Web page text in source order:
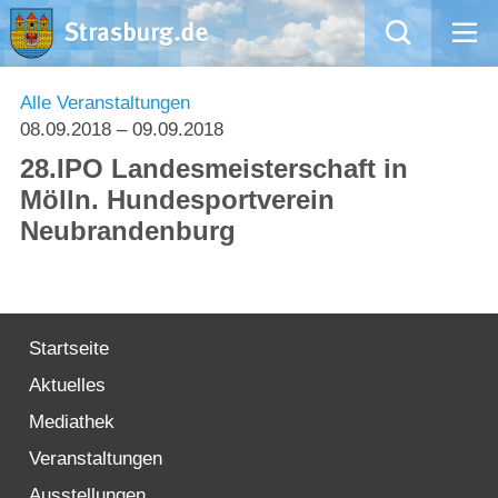
Mängelmeldung
Rathaus
Willkommen in Strasburg (Uckermark)
Alle Veranstaltungen
08.09.2018 – 09.09.2018
28.IPO Landesmeisterschaft in
Mölln. Hundesportverein
Neubrandenburg
Startseite
Aktuelles
Mediathek
Veranstaltungen